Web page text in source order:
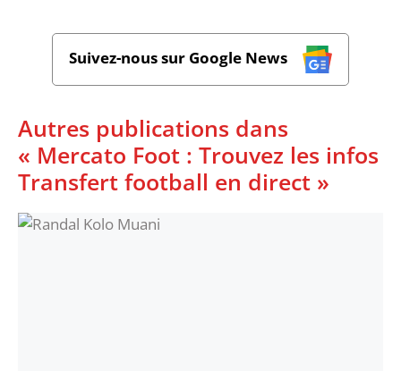
Suivez-nous sur Google News
Autres publications dans
« Mercato Foot : Trouvez les infos
Transfert football en direct »